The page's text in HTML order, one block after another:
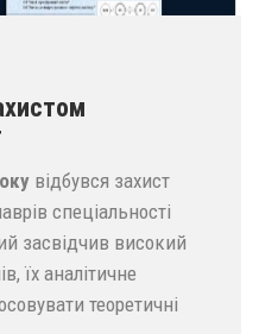
відбувся захист
спеціальності
засвідчив високий
їх аналітичне
теоретичні